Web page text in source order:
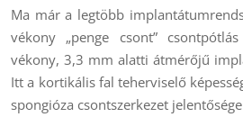
Ma már a legtöbb
vékony „penge csont”
vékony, 3,3 mm alatti átmérőjű
Itt a kortikális fal teherviselő
spongióza csontszerkezet